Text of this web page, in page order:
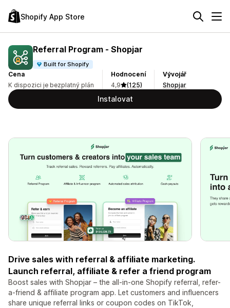
Shopify App Store
Referral Program ‑ Shopjar
Built for Shopify
Cena
K dispozici je bezplatný plán
Hodnocení
4,9
(125)
Vývojář
Shopjar
Instalovat
Drive sales with referral & affiliate marketing.
Launch referral, affiliate & refer a friend program
Boost sales with Shopjar – the all-in-one Shopify referral, refer-
a-friend & affiliate program app. Let customers and influencers
share unique referral links or coupon codes on TikTok,